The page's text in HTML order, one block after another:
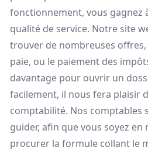
fonctionnement, vous gagnez
qualité de service. Notre site
trouver de nombreuses
paie, ou le paiement des
davantage pour ouvrir un
facilement, il nous fera plaisir
comptabilité. Nos comptables
guider, afin que vous soyez en
procurer la formule collant le